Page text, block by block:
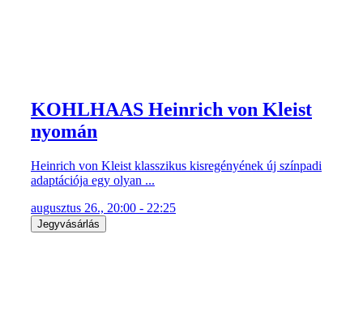
KOHLHAAS Heinrich von Kleist
nyomán
Heinrich von Kleist klasszikus kisregényének új színpadi
adaptációja egy olyan ...
augusztus 26., 20:00 - 22:25
Jegyvásárlás